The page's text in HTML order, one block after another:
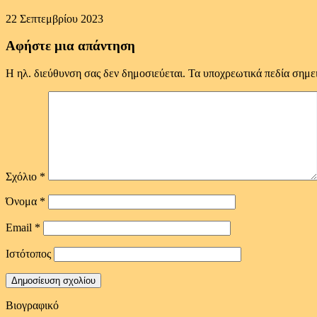
22 Σεπτεμβρίου 2023
Αφήστε μια απάντηση
Η ηλ. διεύθυνση σας δεν δημοσιεύεται. Τα υποχρεωτικά πεδία
Σχόλιο *
Όνομα *
Email *
Ιστότοπος
Βιογραφικό